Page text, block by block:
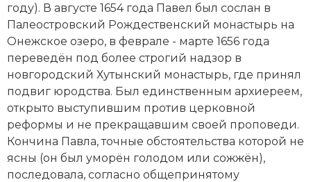
Северная Америка
Социально-экономическая история
Специальные исторические дисциплины
СССР
Южная Америка
году). В августе 1654 года Павел был сослан в
Палеостровский Рождественский монастырь на
Онежское озеро, в феврале - марте 1656 года
переведён под более строгий надзор в
новгородский Хутынский монастырь, где принял
подвиг юродства. Был единственным архиереем,
открыто выступившим против церковной
реформы и не прекращавшим своей проповеди.
Кончина Павла, точные обстоятельства которой не
ясны (он был уморён голодом или сожжён),
последовала, согласно общепринятому